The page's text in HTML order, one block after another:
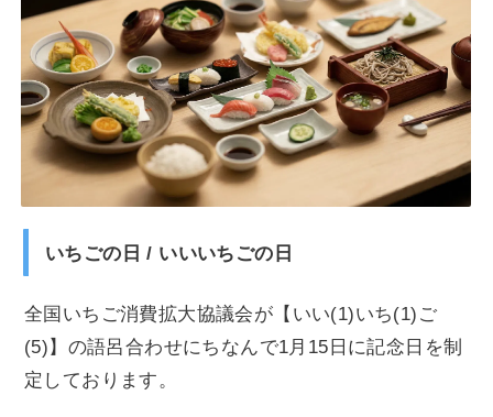
いちごの日 / いいいちごの日
全国いちご消費拡大協議会が【いい(1)いち(1)ご
(5)】の語呂合わせにちなんで1月15日に記念日を制
定しております。